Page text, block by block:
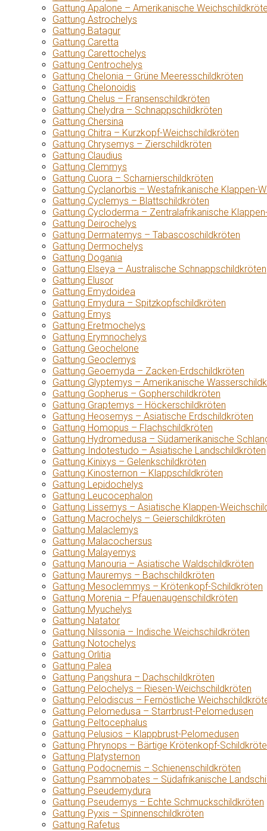
Gattung Apalone – Amerikanische
Gattung Astrochelys
Gattung Batagur
Gattung Caretta
Gattung Carettochelys
Gattung Centrochelys
Gattung Chelonia – Grüne Meeresschildkröten
Gattung Chelonoidis
Gattung Chelus – Fransenschildkröten
Gattung Chelydra – Schnappschildkröten
Gattung Chersina
Gattung Chitra – Kurzkopf-Weichschildkröten
Gattung Chrysemys – Zierschildkröten
Gattung Claudius
Gattung Clemmys
Gattung Cuora – Scharnierschildkröten
Gattung Cyclanorbis – Westafrikanische Klappen-
Gattung Cyclemys – Blattschildkröten
Gattung Cycloderma – Zentralafrikanische
Gattung Deirochelys
Gattung Dermatemys – Tabascoschildkröten
Gattung Dermochelys
Gattung Dogania
Gattung Elseya – Australische Schnappschildkröten
Gattung Elusor
Gattung Emydoidea
Gattung Emydura – Spitzkopfschildkröten
Gattung Emys
Gattung Eretmochelys
Gattung Erymnochelys
Gattung Geochelone
Gattung Geoclemys
Gattung Geoemyda – Zacken-Erdschildkröten
Gattung Glyptemys – Amerikanische
Gattung Gopherus – Gopherschildkröten
Gattung Graptemys – Höckerschildkröten
Gattung Heosemys – Asiatische Erdschildkröten
Gattung Homopus – Flachschildkröten
Gattung Hydromedusa – Südamerikanische
Gattung Indotestudo – Asiatische Landschildkröten
Gattung Kinixys – Gelenkschildkröten
Gattung Kinosternon – Klappschildkröten
Gattung Lepidochelys
Gattung Leucocephalon
Gattung Lissemys – Asiatische Klappen-
Gattung Macrochelys – Geierschildkröten
Gattung Malaclemys
Gattung Malacochersus
Gattung Malayemys
Gattung Manouria – Asiatische Waldschildkröten
Gattung Mauremys – Bachschildkröten
Gattung Mesoclemmys – Krötenkopf-Schildkröten
Gattung Morenia – Pfauenaugenschildkröten
Gattung Myuchelys
Gattung Natator
Gattung Nilssonia – Indische Weichschildkröten
Gattung Notochelys
Gattung Orlitia
Gattung Palea
Gattung Pangshura – Dachschildkröten
Gattung Pelochelys – Riesen-Weichschildkröten
Gattung Pelodiscus – Fernöstliche
Gattung Pelomedusa – Starrbrust-Pelomedusen
Gattung Peltocephalus
Gattung Pelusios – Klappbrust-Pelomedusen
Gattung Phrynops – Bärtige Krötenkopf-
Gattung Platysternon
Gattung Podocnemis – Schienenschildkröten
Gattung Psammobates – Südafrikanische
Gattung Pseudemydura
Gattung Pseudemys – Echte Schmuckschildkröten
Gattung Pyxis – Spinnenschildkröten
Gattung Rafetus